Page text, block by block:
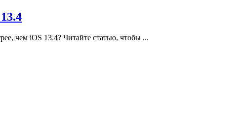
чем iOS 13.4? Читайте статью, чтобы ...